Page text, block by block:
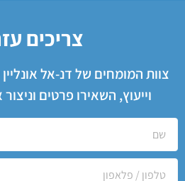
צריכים
צוות המומחים של דנ-אל
וייעוץ, השאירו פרטים